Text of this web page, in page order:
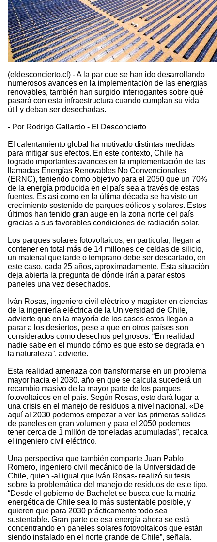
(eldesconcierto.cl) - A la par que se han ido desarrollando
numerosos avances en la implementación de las energías
renovables, también han surgido interrogantes sobre qué
pasará con esta infraestructura cuando cumplan su vida
útil y deban ser desechadas.
- Por Rodrigo Gallardo - El Desconcierto
El calentamiento global ha motivado distintas medidas
para mitigar sus efectos. En este contexto, Chile ha
logrado importantes avances en la implementación de las
llamadas Energías Renovables No Convencionales
(ERNC), teniendo como objetivo para el 2050 que un 70%
de la energía producida en el país sea a través de estas
fuentes. Es así como en la última década se ha visto un
crecimiento sostenido de parques eólicos y solares. Estos
últimos han tenido gran auge en la zona norte del país
gracias a sus favorables condiciones de radiación solar.
Los parques solares fotovoltaicos, en particular, llegan a
contener en total más de 14 millones de celdas de silicio,
un material que tarde o temprano debe ser descartado, en
este caso, cada 25 años, aproximadamente. Esta situación
deja abierta la pregunta de dónde irán a parar estos
paneles una vez desechados.
Iván Rosas, ingeniero civil eléctrico y magíster en ciencias
de la ingeniería eléctrica de la Universidad de Chile,
advierte que en la mayoría de los casos estos llegan a
parar a los desiertos, pese a que en otros países son
considerados como desechos peligrosos. “En realidad
nadie sabe en el mundo cómo es que esto se degrada en
la naturaleza”, advierte.
Esta realidad amenaza con transformarse en un problema
mayor hacia el 2030, año en que se calcula sucederá un
recambio masivo de la mayor parte de los parques
fotovoltaicos en el país. Según Rosas, esto dará lugar a
una crisis en el manejo de residuos a nivel nacional. «De
aquí al 2030 podemos empezar a ver las primeras salidas
de paneles en gran volumen y para el 2050 podemos
tener cerca de 1 millón de toneladas acumuladas”, recalca
el ingeniero civil eléctrico.
Una perspectiva que también comparte Juan Pablo
Romero, ingeniero civil mecánico de la Universidad de
Chile, quien -al igual que Iván Rosas- realizó su tesis
sobre la problemática del manejo de residuos de este tipo.
“Desde el gobierno de Bachelet se busca que la matriz
energética de Chile sea lo más sustentable posible, y
quieren que para 2030 prácticamente todo sea
sustentable. Gran parte de esa energía ahora se está
concentrando en paneles solares fotovoltaicos que están
siendo instalado en el norte grande de Chile”, señala.